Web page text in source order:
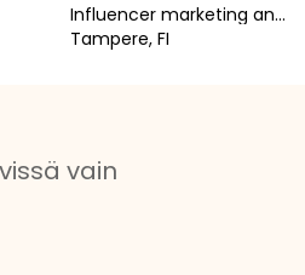
Influencer marketing and entrepreneurship
Tampere, FI
vain